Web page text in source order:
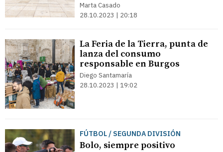
Marta Casado
28.10.2023 | 20:18
La Feria de la Tierra, punta de
lanza del consumo
responsable en Burgos
Diego Santamaría
28.10.2023 | 19:02
FÚTBOL / SEGUNDA DIVISIÓN
Bolo, siempre positivo